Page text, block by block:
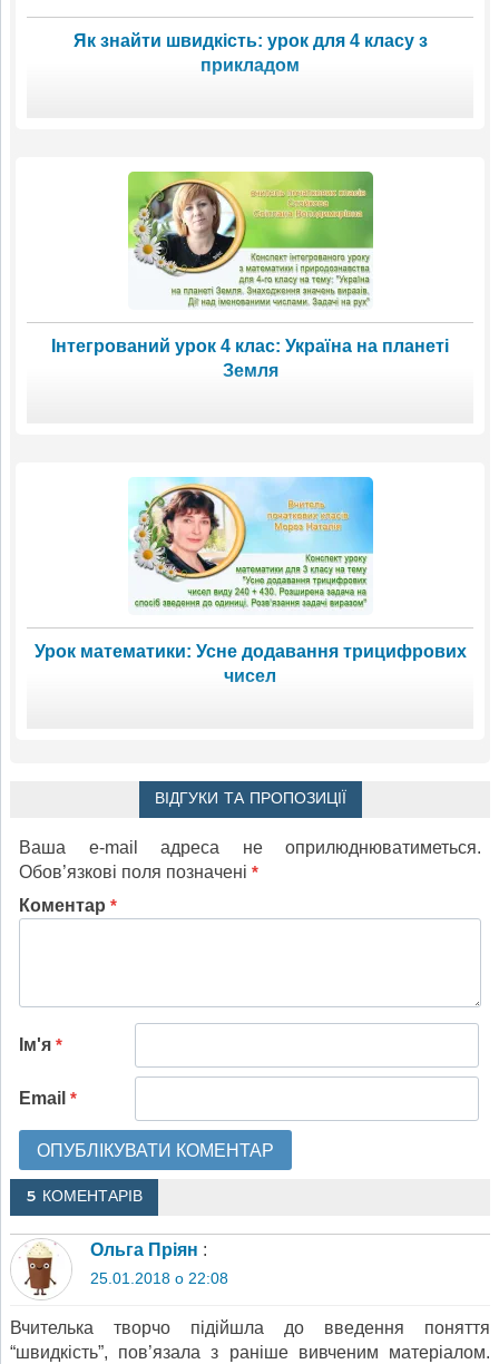
Як знайти швидкість: урок для 4 класу з
прикладом
Інтегрований урок 4 клас: Україна на планеті
Земля
Урок математики: Усне додавання трицифрових
чисел
ВІДГУКИ ТА ПРОПОЗИЦІЇ
Ваша e-mail адреса не оприлюднюватиметься.
Обов’язкові поля позначені *
Коментар *
Ім'я *
Email *
5 КОМЕНТАРІВ
Ольга Пріян :
25.01.2018 о 22:08
Вчителька творчо підійшла до введення поняття
“швидкість”, пов’язала з раніше вивченим матеріалом.